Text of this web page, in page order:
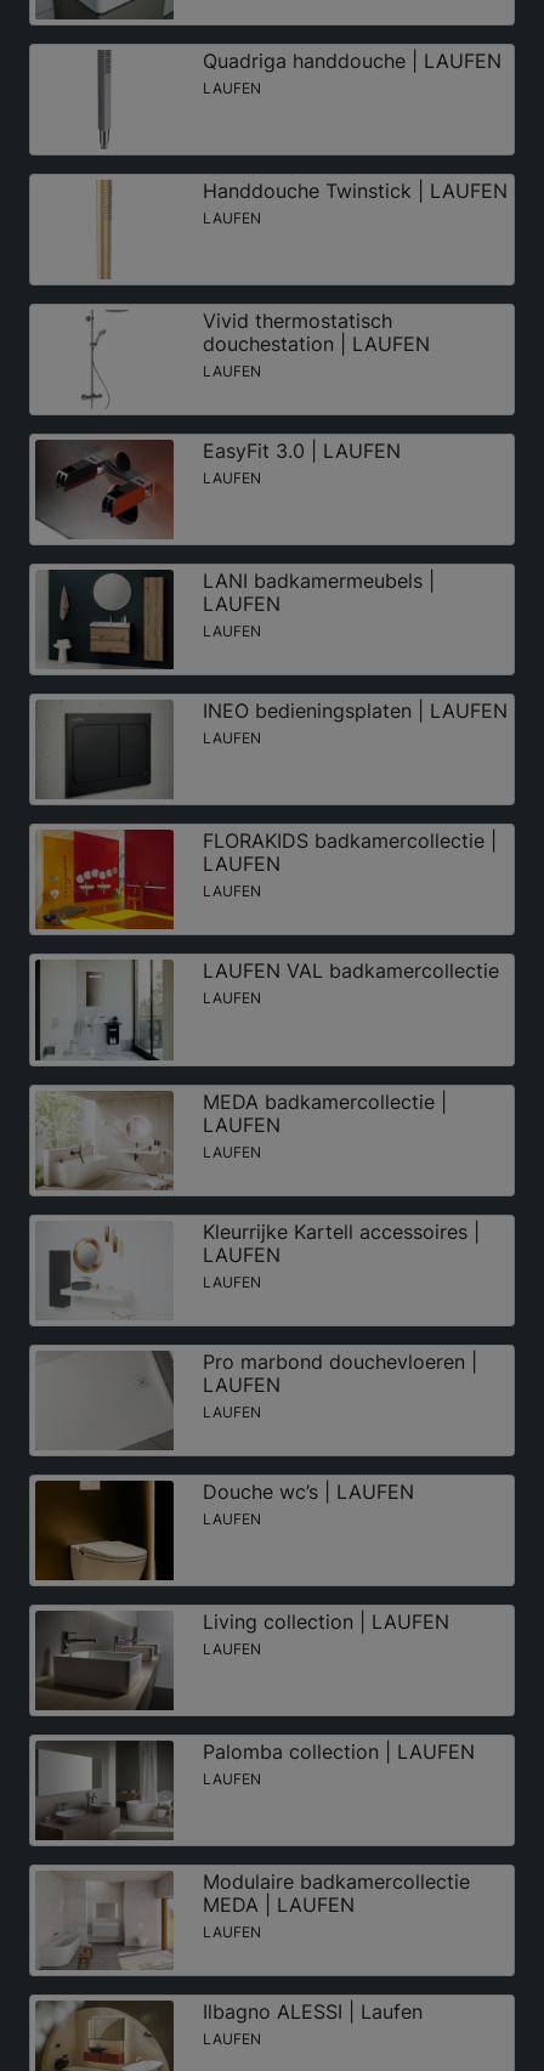
Quadriga handdouche | LAUFEN
LAUFEN
Handdouche Twinstick | LAUFEN
LAUFEN
Vivid thermostatisch
douchestation | LAUFEN
LAUFEN
EasyFit 3.0 | LAUFEN
LAUFEN
LANI badkamermeubels |
LAUFEN
LAUFEN
INEO bedieningsplaten | LAUFEN
LAUFEN
FLORAKIDS badkamercollectie |
LAUFEN
LAUFEN
LAUFEN VAL badkamercollectie
LAUFEN
MEDA badkamercollectie |
LAUFEN
LAUFEN
Kleurrijke Kartell accessoires |
LAUFEN
LAUFEN
Pro marbond douchevloeren |
LAUFEN
LAUFEN
Douche wc’s | LAUFEN
LAUFEN
Living collection | LAUFEN
LAUFEN
Palomba collection | LAUFEN
LAUFEN
Modulaire badkamercollectie
MEDA | LAUFEN
LAUFEN
Ilbagno ALESSI | Laufen
LAUFEN